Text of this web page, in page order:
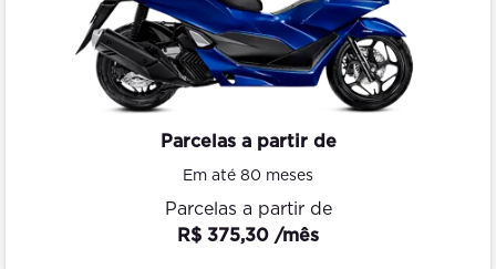
Parcelas a partir de
Em até 80 meses
Parcelas a partir de
R$ 375,30 /mês